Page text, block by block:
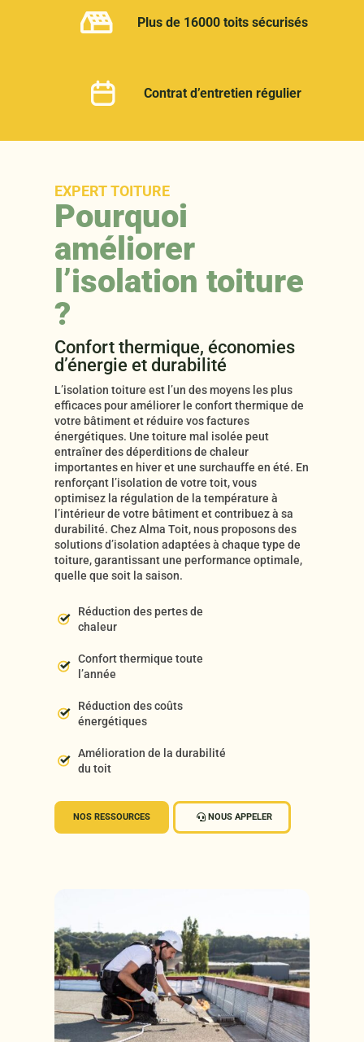
Plus de 16000 toits sécurisés
Contrat d’entretien régulier
EXPERT TOITURE
Pourquoi
améliorer
l’isolation toiture
?
Confort thermique, économies
d’énergie et durabilité
L’isolation toiture est l’un des moyens les plus
efficaces pour améliorer le confort thermique de
votre bâtiment et réduire vos factures
énergétiques. Une toiture mal isolée peut
entraîner des déperditions de chaleur
importantes en hiver et une surchauffe en été. En
renforçant l’isolation de votre toit, vous
optimisez la régulation de la température à
l’intérieur de votre bâtiment et contribuez à sa
durabilité. Chez Alma Toit, nous proposons des
solutions d’isolation adaptées à chaque type de
toiture, garantissant une performance optimale,
quelle que soit la saison.
Réduction des pertes de
chaleur
Confort thermique toute
l’année
Réduction des coûts
énergétiques
Amélioration de la durabilité
du toit
NOS RESSOURCES NOUS APPELER